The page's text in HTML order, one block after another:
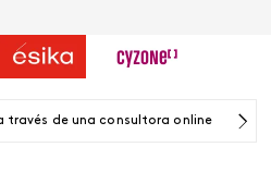
través de una consultora online